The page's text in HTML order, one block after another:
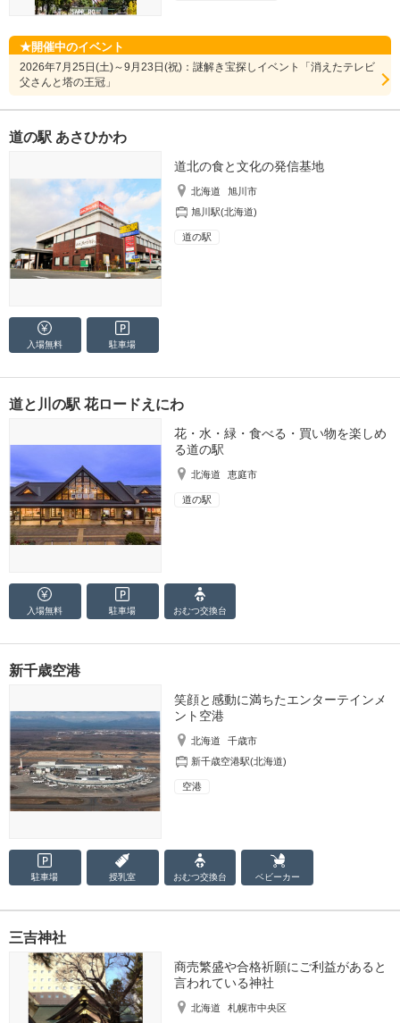
開催中のイベント
2026年7月25日(土)～9月23日(祝)：謎解き宝探しイベント「消えたテレビ
父さんと塔の王冠」
道の駅 あさひかわ
道北の食と文化の発信基地
北海道
旭川市
旭川駅(北海道)
道の駅
入場無料 駐車場
道と川の駅 花ロードえにわ
花・水・緑・食べる・買い物を楽しめ
る道の駅
北海道 恵庭市
道の駅
入場無料 駐車場 おむつ交換台
新千歳空港
笑顔と感動に満ちたエンターテインメ
ント空港
北海道
千歳市
新千歳空港駅(北海道)
空港
駐車場 授乳室 おむつ交換台 ベビーカー
三吉神社
商売繁盛や合格祈願にご利益があると
言われている神社
北海道
札幌市中央区